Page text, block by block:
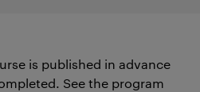
is published in advance
See the program